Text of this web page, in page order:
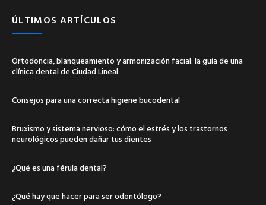
ÚLTIMOS ARTÍCULOS
Ortodoncia, blanqueamiento y armonización facial: la guía de una
clínica dental de Ciudad Lineal
Consejos para una correcta higiene bucodental
Bruxismo y sistema nervioso: cómo el estrés y los trastornos
neurológicos pueden dañar tus dientes
¿Qué es una férula dental?
¿Qué hay que hacer para ser odontólogo?